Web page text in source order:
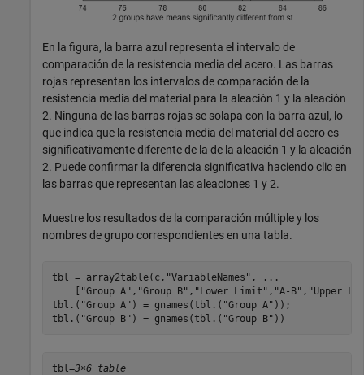
En la figura, la barra azul representa el intervalo de
comparación de la resistencia media del acero. Las barras
rojas representan los intervalos de comparación de la
resistencia media del material para la aleación 1 y la aleación
2. Ninguna de las barras rojas se solapa con la barra azul, lo
que indica que la resistencia media del material del acero es
significativamente diferente de la de la aleación 1 y la aleación
2. Puede confirmar la diferencia significativa haciendo clic en
las barras que representan las aleaciones 1 y 2.
Muestre los resultados de la comparación múltiple y los
nombres de grupo correspondientes en una tabla.
tbl = array2table(c, "VariableNames" ,
...
    [
"Group A" , "Group B" , "Lower Limit" , "A-B" , "Upper
tbl.( "Group A" ) = gnames(tbl.( "Group A" ));
tbl.( "Group B" ) = gnames(tbl.( "Group B" ))
tbl=3×6 table